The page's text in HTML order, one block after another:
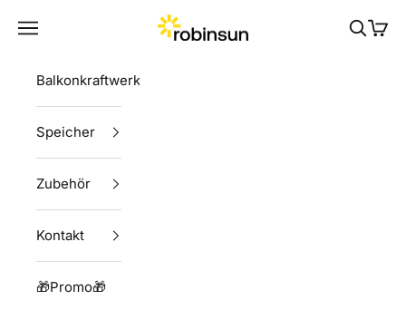
Robinsun
Menü Suchen
Balkonkraftwerke
Speicher
Zubehör
Kontakt
🎁Promo🎁